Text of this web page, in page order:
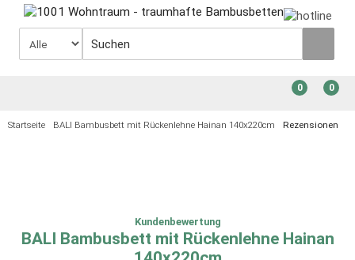
0
0
Startseite BALI Bambusbett mit Rückenlehne Hainan 140x220cm Rezensionen
Kundenbewertung
BALI Bambusbett mit Rückenlehne Hainan